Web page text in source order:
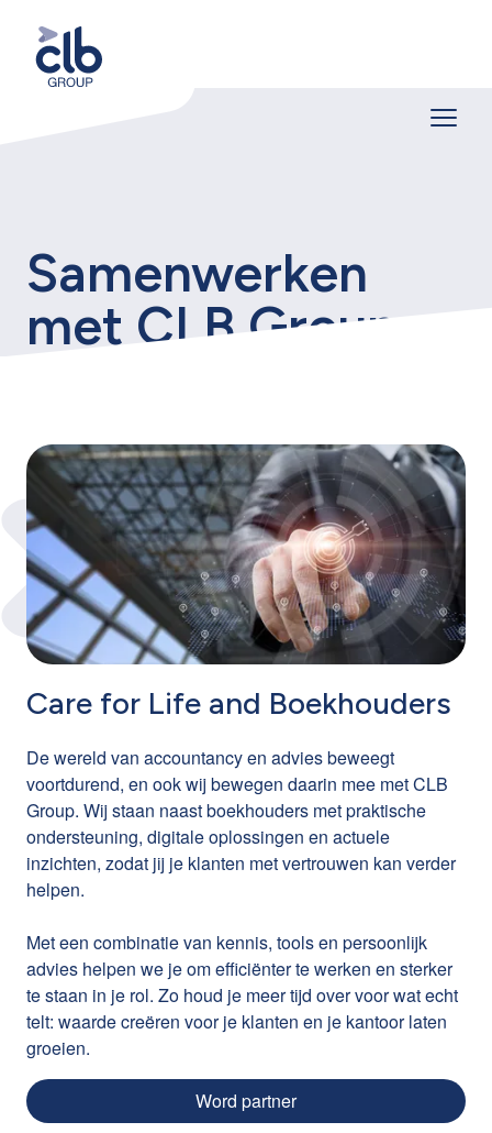
Samenwerken
met CLB Group
Care for Life and Boekhouders
De wereld van accountancy en advies beweegt
voortdurend, en ook wij bewegen daarin mee met CLB
Group. Wij staan naast boekhouders met praktische
ondersteuning, digitale oplossingen en actuele
inzichten, zodat jij je klanten met vertrouwen kan verder
helpen.
Met een combinatie van kennis, tools en persoonlijk
advies helpen we je om efficiënter te werken en sterker
te staan in je rol. Zo houd je meer tijd over voor wat echt
telt: waarde creëren voor je klanten en je kantoor laten
groeien.
Word partner